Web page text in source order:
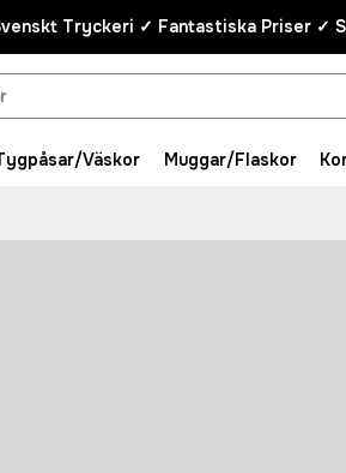
Tryckeri ✓ Fantastiska Priser ✓
Väskor Muggar/Flaskor